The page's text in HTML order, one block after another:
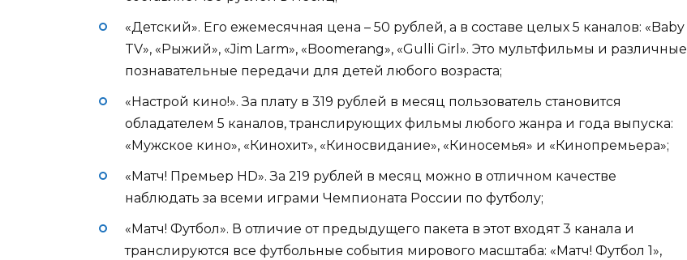
«Детский». Его ежемесячная цена – 50 рублей, а в составе целых 5 каналов: «Baby
TV», «Рыжий», «Jim Larm», «Boomerang», «Gulli Girl». Это мультфильмы и различные
познавательные передачи для детей любого возраста;
«Настрой кино!». За плату в 319 рублей в месяц пользователь становится
обладателем 5 каналов, транслирующих фильмы любого жанра и года выпуска:
«Мужское кино», «Кинохит», «Киносвидание», «Киносемья» и «Кинопремьера»;
«Матч! Премьер HD». За 219 рублей в месяц можно в отличном качестве
наблюдать за всеми играми Чемпионата России по футболу;
«Матч! Футбол». В отличие от предыдущего пакета в этот входят 3 канала и
транслируются все футбольные события мирового масштаба: «Матч! Футбол 1»,